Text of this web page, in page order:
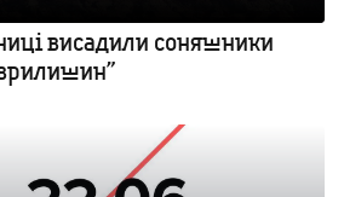
висадили соняшники